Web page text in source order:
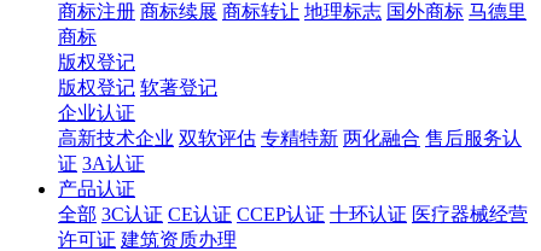
商标注册 商标续展 商标转让 地理标志 国外商标 马德里
商标
版权登记
版权登记 软著登记
企业认证
高新技术企业 双软评估 专精特新 两化融合 售后服务认
证 3A认证
产品认证
全部 3C认证 CE认证 CCEP认证 十环认证 医疗器械经营
许可证 建筑资质办理